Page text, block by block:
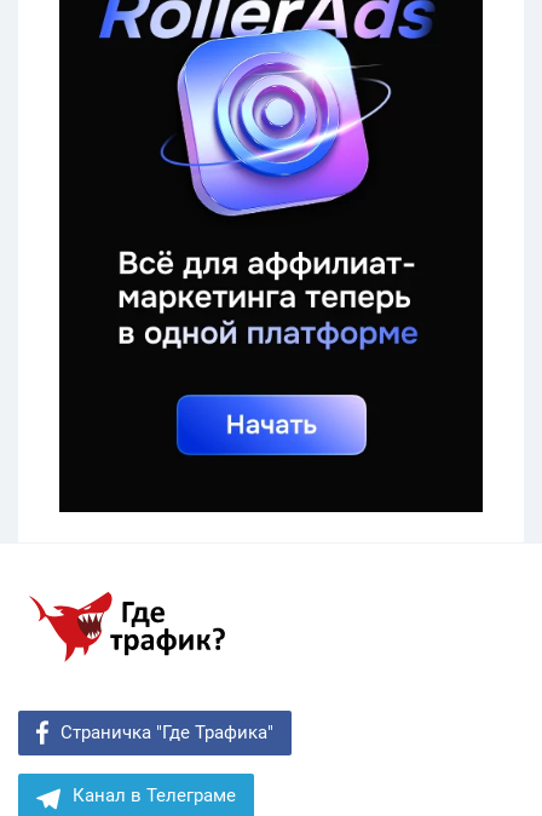
Страничка "Где Трафика"
Канал в Телеграме